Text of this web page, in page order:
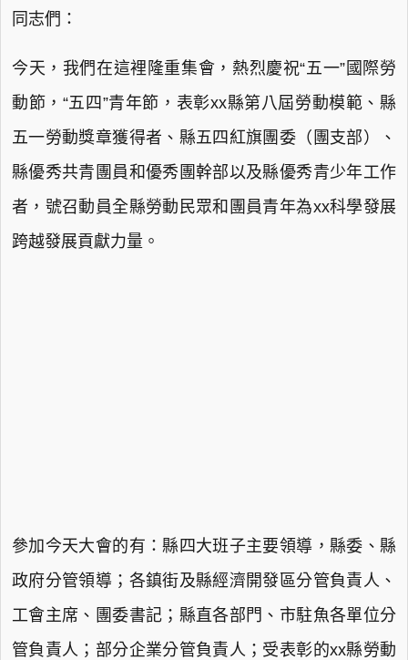
同志們：
今天，我們在這裡隆重集會，熱烈慶祝“五一”國際勞
動節，“五四”青年節，表彰xx縣第八屆勞動模範、縣
五一勞動獎章獲得者、縣五四紅旗團委（團支部）、
縣優秀共青團員和優秀團幹部以及縣優秀青少年工作
者，號召動員全縣勞動民眾和團員青年為xx科學發展
跨越發展貢獻力量。
參加今天大會的有：縣四大班子主要領導，縣委、縣
政府分管領導；各鎮街及縣經濟開發區分管負責人、
工會主席、團委書記；縣直各部門、市駐魚各單位分
管負責人；部分企業分管負責人；受表彰的xx縣勞動